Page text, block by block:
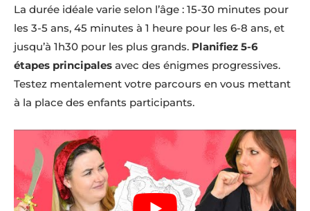
La durée idéale varie selon l’âge : 15-30 minutes pour
les 3-5 ans, 45 minutes à 1 heure pour les 6-8 ans, et
jusqu’à 1h30 pour les plus grands. Planifiez 5-6
étapes principales avec des énigmes progressives.
Testez mentalement votre parcours en vous mettant
à la place des enfants participants.